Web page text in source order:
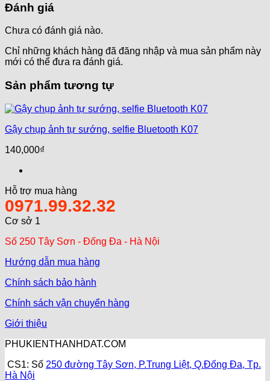
Đánh giá
Chưa có đánh giá nào.
Chỉ những khách hàng đã đăng nhập và mua sản phẩm này
mới có thể đưa ra đánh giá.
Sản phẩm tương tự
Gậy chụp ảnh tự sướng, selfie Bluetooth K07
140,000₫
Hỗ trợ mua hàng
0971.99.32.32
Cơ sở 1
Số 250 Tây Sơn - Đống Đa - Hà Nội
Hướng dẫn mua hàng
Chính sách bảo hành
Chính sách vận chuyển hàng
Giới thiệu
PHUKIENTHANHDAT.COM
CS1: Số 250 đường Tây Sơn, P.Trung Liệt, Q.Đống Đa, Tp.
Hà Nội